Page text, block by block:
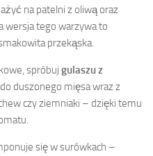
na patelni z oliwą oraz
wersja tego warzywa to
przekąska.
spróbuj gulaszu z
duszonego mięsa wraz z
czy ziemniaki – dzięki temu
się w surówkach –